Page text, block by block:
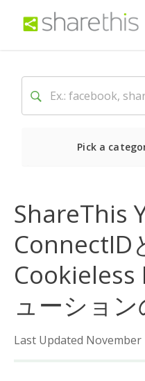
Pick a
ShareThis
ConnectID
Cookieless
ューショ
Last Updated November